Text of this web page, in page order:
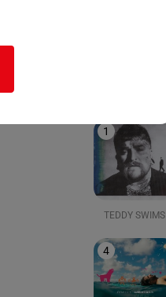
1
TEDDY SWIMS
4